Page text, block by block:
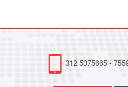
312 5375665 -